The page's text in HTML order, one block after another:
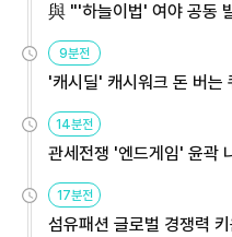
與 "'하늘이법' 여야 공동
9분전
'캐시딜' 캐시워크 돈 버는
14분전
관세전쟁 '엔드게임' 윤곽
용해야
17분전
섬유패션 글로벌 경쟁력